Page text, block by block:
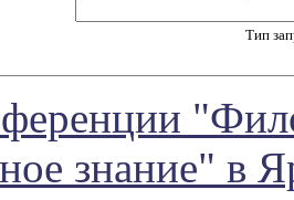
Тип
знание" в